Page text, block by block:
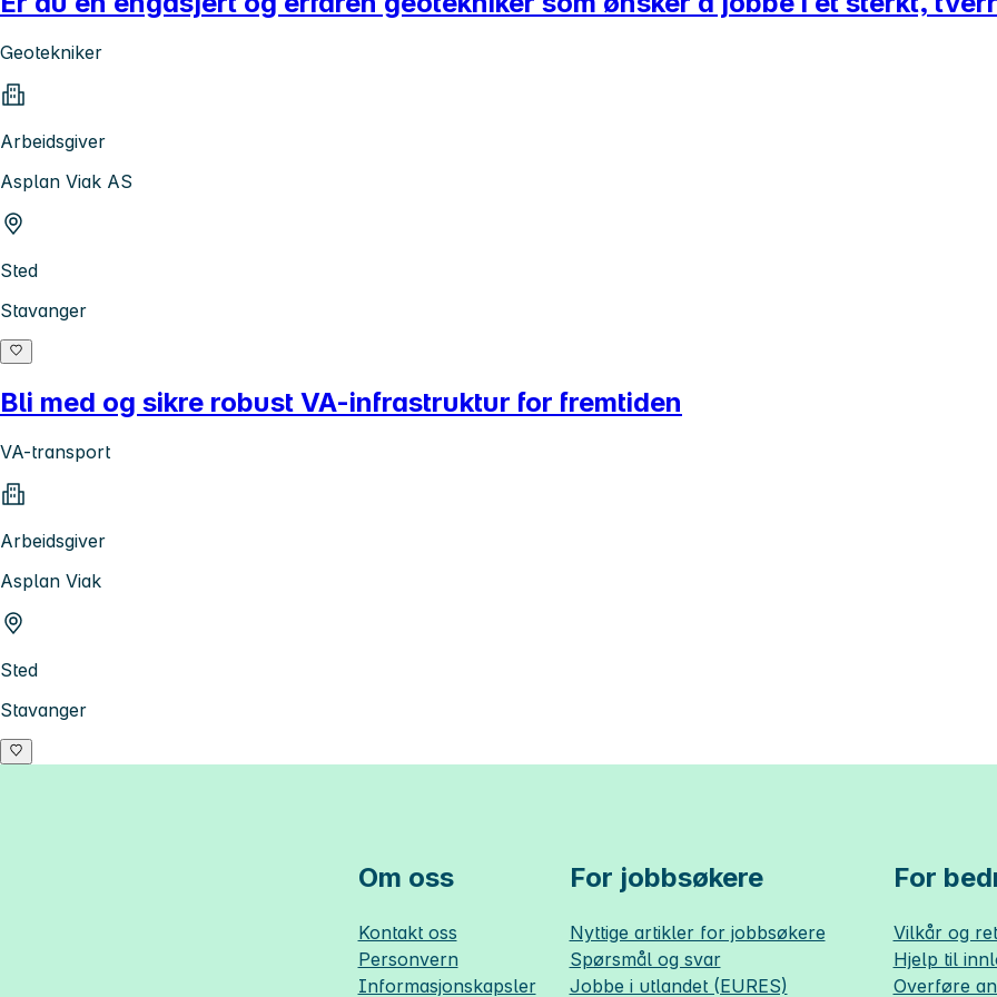
Geotekniker
Arbeidsgiver
Asplan Viak AS
Sted
Stavanger
Bli med og sikre robust VA-infrastruktur for fremtiden
VA-transport
Arbeidsgiver
Asplan Viak
Sted
Stavanger
Om oss
Kontakt oss
Personvern
Informasjonskapsler
For jobbsøkere
Nyttige artikler for jobbsøkere
Spørsmål og svar
Jobbe i utlandet (EURES)
For
Vilkår og
Hjelp til
Overføre